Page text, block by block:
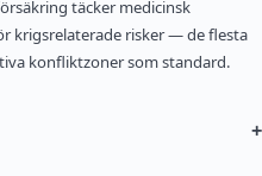
täcker medicinsk
krigsrelaterade risker — de flesta
konfliktzoner som standard.
+